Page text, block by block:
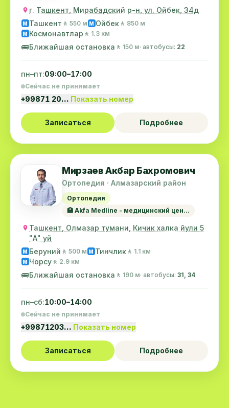
г. Ташкент, Мирабадский р-н, ул. Ойбек, 34д
M Ташкент 🚶 550 м M Ойбек 🚶 850 м
M Космонавтлар 🚶 1.3 км
🚌Ближайшая остановка 🚶 150 м· автобусы: 22
пн–пт:09:00–17:00
Сейчас не принимает
+99871 20… Показать номер
Записаться Подробнее
Мирзаев Акбар Бахромович
Ортопедия · Алмазарский район
Ортопедия
🏥 Akfa Medline - медицинский цен...
Ташкент, Олмазар тумани, Кичик халка йули 5
"А" уй
M Беруний 🚶 500 м M Тинчлик 🚶 1.1 км
M Чорсу 🚶 2.9 км
🚌Ближайшая остановка 🚶 190 м· автобусы: 31, 34
пн–сб:10:00–14:00
Сейчас не принимает
+99871203… Показать номер
Записаться Подробнее